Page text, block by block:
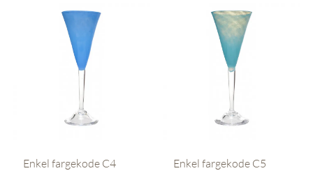
Enkel fargekode C4 Enkel fargekode C5